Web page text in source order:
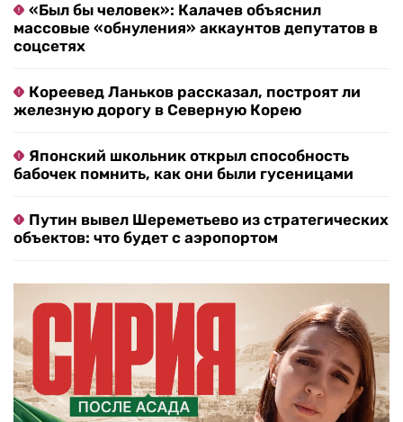
«Был бы человек»: Калачев объяснил
массовые «обнуления» аккаунтов депутатов в
соцсетях
Кореевед Ланьков рассказал, построят ли
железную дорогу в Северную Корею
Японский школьник открыл способность
бабочек помнить, как они были гусеницами
Путин вывел Шереметьево из стратегических
объектов: что будет с аэропортом